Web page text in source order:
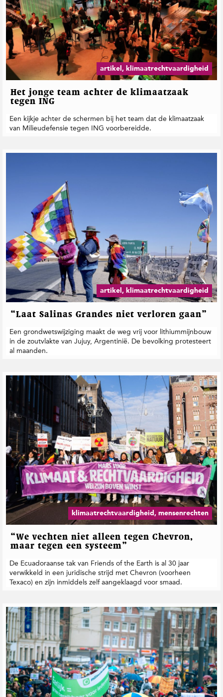
artikel, klimaatrechtvaardigheid
Het jonge team achter de klimaatzaak
tegen ING
Een kijkje achter de schermen bij het team dat de klimaatzaak
van Milieudefensie tegen ING voorbereidde.
artikel, klimaatrechtvaardigheid
“Laat Salinas Grandes niet verloren gaan”
Een grondwetswijziging maakt de weg vrij voor lithiummijnbouw
in de zoutvlakte van Jujuy, Argentinië. De bevolking protesteert
al maanden.
klimaatrechtvaardigheid, mensenrechten
“We vechten niet alleen tegen Chevron,
maar tegen een systeem”
De Ecuadoraanse tak van Friends of the Earth is al 30 jaar
verwikkeld in een juridische strijd met Chevron (voorheen
Texaco) en zijn inmiddels zelf aangeklaagd voor smaad.